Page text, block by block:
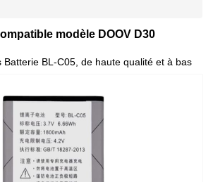
modèle DOOV D30
Batterie BL-C05, de haute qualité et à bas